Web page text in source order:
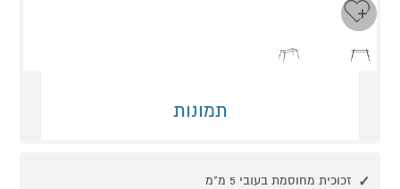
תמונות
זכוכית מחוסמת בעובי 5 מ"מ